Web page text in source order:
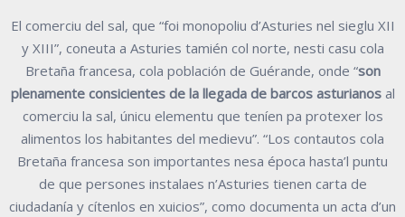
El comerciu del sal, que “foi monopoliu d’Asturies nel sieglu XII
y XIII”, coneuta a Asturies tamién col norte, nesti casu cola
Bretaña francesa, cola población de Guérande, onde “son
plenamente consicientes de la llegada de barcos asturianosal
comerciu la sal, únicu elementu que teníen pa protexer los
alimentos los habitantes del medievu”. “Los contautos cola
Bretaña francesa son importantes nesa época hasta’l puntu
de que persones instalaes n’Asturies tienen carta de
ciudadanía y cítenlos en xuicios”, como documenta un acta d’un